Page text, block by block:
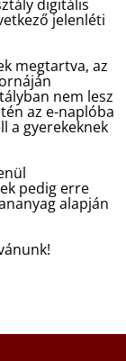
digitális
jelenléti
megtartva, az
nem lesz
az e-naplóba
a gyerekeknek
pedig erre
alapján